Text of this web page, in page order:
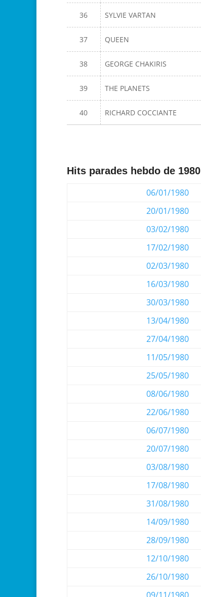
36 SYLVIE VARTAN
37 QUEEN
38 GEORGE CHAKIRIS
39 THE PLANETS
40 RICHARD COCCIANTE
Hits parades hebdo de 1980
06/01/1980
20/01/1980
03/02/1980
17/02/1980
02/03/1980
16/03/1980
30/03/1980
13/04/1980
27/04/1980
11/05/1980
25/05/1980
08/06/1980
22/06/1980
06/07/1980
20/07/1980
03/08/1980
17/08/1980
31/08/1980
14/09/1980
28/09/1980
12/10/1980
26/10/1980